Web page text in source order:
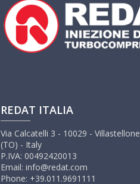
REDAT ITALIA
Via Calcatelli 3 - 10029 - Villastellone
(TO) - Italy
P.IVA: 00492420013
Email: info@redat.com
Phone: +39.011.9691111